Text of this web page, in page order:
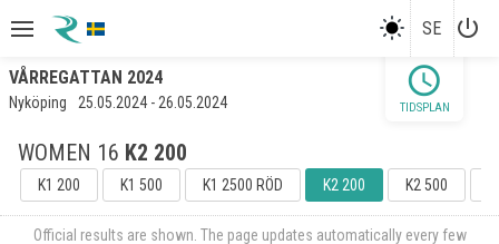
SE power_settings_new
VÅRREGATTAN 2024
Nyköping 25.05.2024 - 26.05.2024
WOMEN 16 K2 200
K1 200 K1 500 K1 2500 RÖD K2 200 K2 500
schedule
TIDSPLAN
Official results are shown. The page updates automatically every few